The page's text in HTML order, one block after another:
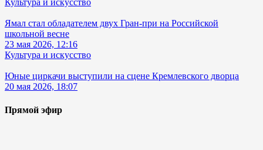
Культура и искусство
Ямал стал обладателем двух Гран-при на Российской
школьной весне
23 мая 2026, 12:16
Культура и искусство
Юные циркачи выступили на сцене Кремлевского дворца
20 мая 2026, 18:07
Прямой эфир